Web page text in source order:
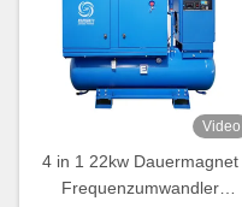
Video
4 in 1 22kw Dauermagnet
Frequenzumwandler